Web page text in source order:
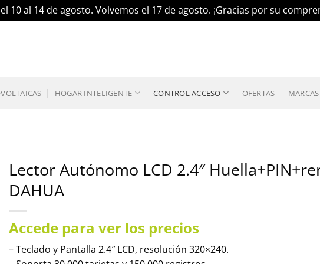
10 al 14 de agosto. Volvemos el 17 de agosto. ¡Gracias por su
HOGAR INTELIGENTE CONTROL ACCESO OFERTAS MARCAS
Lector Autónomo LCD 2.4″
DAHUA
Accede para ver los precios
– Teclado y Pantalla 2.4″ LCD, resolución 320×240.